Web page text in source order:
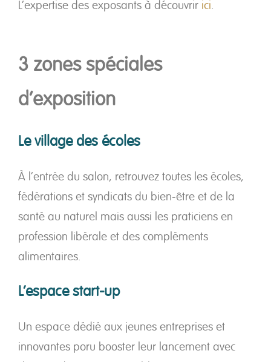
L’expertise des exposants à découvrir ici.
3 zones spéciales
d’exposition
Le village des écoles
À l’entrée du salon, retrouvez toutes les écoles,
fédérations et syndicats du bien-être et de la
santé au naturel mais aussi les praticiens en
profession libérale et des compléments
alimentaires.
L’espace start-up
Un espace dédié aux jeunes entreprises et
innovantes poru booster leur lancement avec